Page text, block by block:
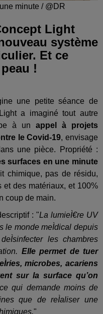
minute / @DR
Light
système
Et ce
!
une petite séance de
a imaginé tout autre
à un appel à projets
le Covid-19, envisage
une pièce. Propriété :
surfaces en une minute
chimique, pas de résidu,
et des matériaux, et 100%
coup de main.
: "La lumieÌ€re UV
le monde meÌdical depuis
les chambres
Elle permet de tuer
microbes, acariens
sur la surface qu’on
qui demande moins de
que de reÌaliser une
"